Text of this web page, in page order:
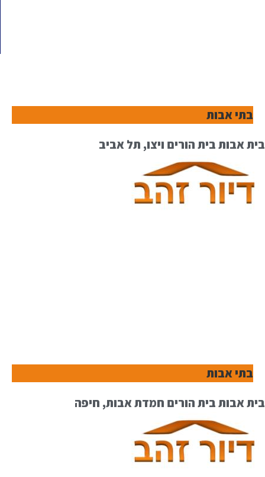
בתי אבות
בית אבות בית הורים ויצו, תל אביב
בתי אבות
בית אבות בית הורים חמדת אבות, חיפה